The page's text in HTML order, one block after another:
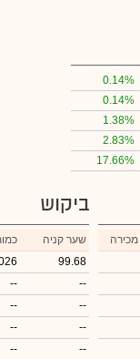
0.14%
0.14%
1.38%
2.83%
17.66%
ביקוש
שער קניה
99.68
--
--
--
--
--
--
--
--